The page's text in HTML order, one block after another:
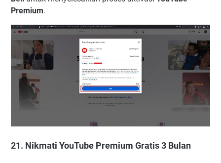
Premium.
21. Nikmati YouTube Premium Gratis 3 Bulan